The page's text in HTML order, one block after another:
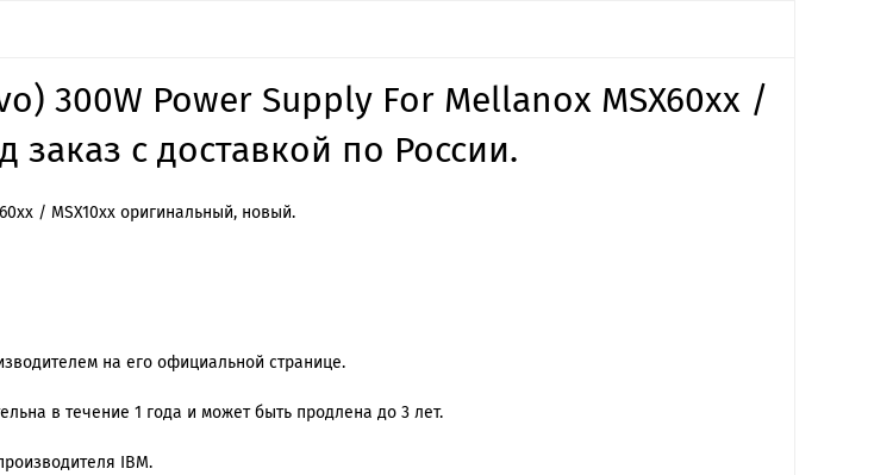
300W Power Supply For Mellanox MSX60xx /
заказ с доставкой по России.
/ MSX10xx оригинальный, новый.
на его официальной странице.
в течение 1 года и может быть продлена до 3 лет.
IBM.